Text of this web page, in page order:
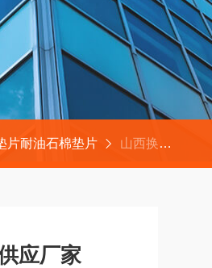
片耐油石棉垫片 山西换热器垫片* 石棉垫片|换热器垫片供应厂家
应厂家